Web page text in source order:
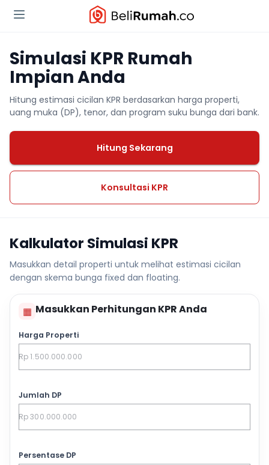
Simulasi KPR Rumah
Impian Anda
Hitung estimasi cicilan KPR berdasarkan harga properti,
uang muka (DP), tenor, dan program suku bunga dari bank.
Hitung Sekarang
Konsultasi KPR
Kalkulator Simulasi KPR
Masukkan detail properti untuk melihat estimasi cicilan
dengan skema bunga fixed dan floating.
▦ Masukkan Perhitungan KPR Anda
Harga Properti
Jumlah DP
Persentase DP